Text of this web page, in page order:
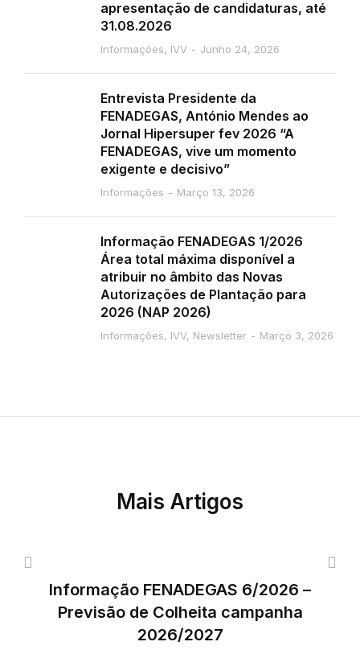
apresentação de candidaturas, até
31.08.2026
Informações, IVV Junho 24, 2026
Entrevista Presidente da
FENADEGAS, António Mendes ao
Jornal Hipersuper fev 2026 “A
FENADEGAS, vive um momento
exigente e decisivo”
Informações Março 13, 2026
Informação FENADEGAS 1/2026
Área total máxima disponível a
atribuir no âmbito das Novas
Autorizações de Plantação para
2026 (NAP 2026)
Informações, IVV, Newsletter Março 3, 2026
Mais Artigos
Informação FENADEGAS 6/2026 –
Previsão de Colheita campanha
2026/2027